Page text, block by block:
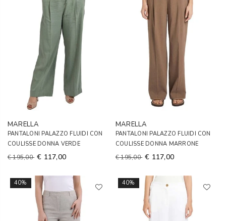
MARELLA
PANTALONI PALAZZO FLUIDI CON
COULISSE DONNA VERDE
€ 195,00 € 117,00
MARELLA
PANTALONI PALAZZO FLUIDI CON
COULISSE DONNA MARRONE
€ 195,00 € 117,00
40% 40%